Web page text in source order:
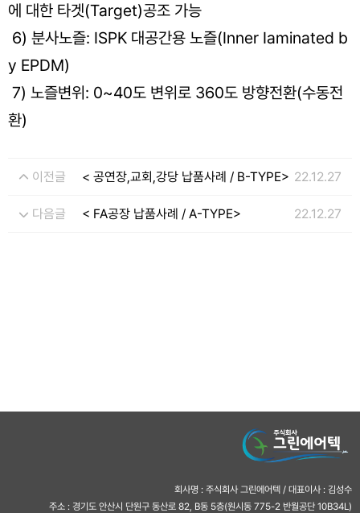
에 대한 타겟(Target)공조 가능
6) 분사노즐: ISPK 대공간용 노즐(Inner Iaminated b
y EPDM)
7) 노즐변위: 0~40도 변위로 360도 방향전환(수동전
환)
이전글 < 공연장,교회,강당 납품사례 / B-TYPE> 22.12.27
다음글 < FA공장 납품사례 / A-TYPE> 22.12.27
회사명 : 주식회사 그린에어텍 / 대표이사 : 김성수
주소 : 경기도 안산시 단원구 동산로 82, B동 5층(원시동 775-2 반월공단 10B34L)